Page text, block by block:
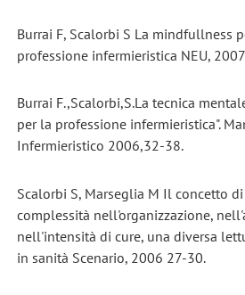
Burrai F, Scalorbi S La mindfullness
professione infermieristica NEU,
Burrai F.,Scalorbi,S.La tecnica
per la professione infermieristica".
Infermieristico 2006,32-38.
Scalorbi S, Marseglia M Il concetto di
complessità nell'organizzazione,
nell'intensità di cure, una diversa
in sanità Scenario, 2006 27-30.